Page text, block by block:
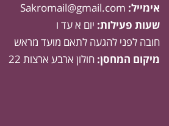
אימייל: Sakromail@gmail.com
שעות פעילות: יום א עד ו
חובה לפני להגעה לתאם מועד מראש
מיקום המחסן: חולון ארבע ארצות 22